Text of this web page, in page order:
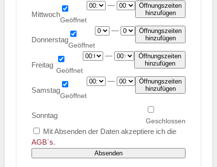
Mittwoch
—
Öffnungszeiten
hinzufügen
Donnerstag
—
Öffnungszeiten
hinzufügen
Freitag
—
Öffnungszeiten
hinzufügen
Samstag
—
Öffnungszeiten
hinzufügen
Sonntag
Mit Absenden der Daten akzeptiere ich die
AGB`s.
Absenden